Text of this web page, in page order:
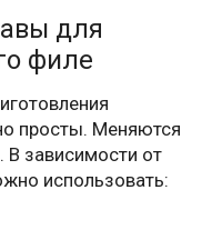
для
филе
просты. Меняются
В зависимости от
использовать: